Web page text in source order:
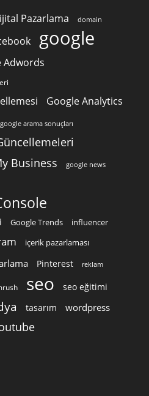
Pazarlama domain
google
Adwords
Google Analytics
google arama sonuçları
Business google news
Google Trends influencer
içerik pazarlaması
Pinterest reklam
seo seo eğitimi
tasarım wordpress